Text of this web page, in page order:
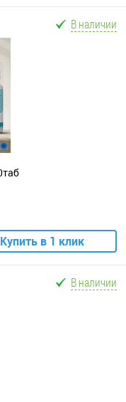
В наличии
Купить в 1 клик
В наличии